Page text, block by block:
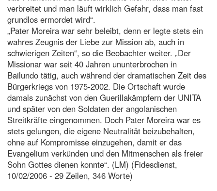
verbreitet und man läuft wirklich Gefahr, dass man fast
grundlos ermordet wird“.
„Pater Moreira war sehr beleibt, denn er legte stets ein
wahres Zeugnis der Liebe zur Mission ab, auch in
schwierigen Zeiten“, so die Beobachter weiter. „Der
Missionar war seit 40 Jahren ununterbrochen in
Bailundo tätig, auch während der dramatischen Zeit des
Bürgerkriegs von 1975-2002. Die Ortschaft wurde
damals zunächst von den Guerillakämpfern der UNITA
und später von den Soldaten der angolanischen
Streitkräfte eingenommen. Doch Pater Moreira war es
stets gelungen, die eigene Neutralität beizubehalten,
ohne auf Kompromisse einzugehen, damit er das
Evangelium verkünden und den Mitmenschen als freier
Sohn Gottes dienen konnte“. (LM) (Fidesdienst,
10/02/2006 - 29 Zeilen, 346 Worte)